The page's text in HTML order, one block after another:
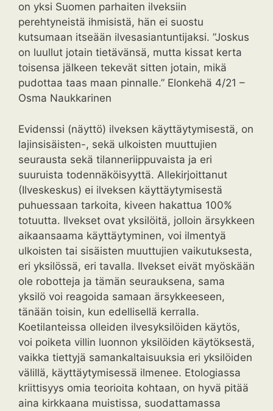
on yksi Suomen parhaiten ilveksiin
perehtyneistä ihmisistä, hän ei suostu
kutsumaan itseään ilvesasiantuntijaksi. ”Joskus
on luullut jotain tietävänsä, mutta kissat kerta
toisensa jälkeen tekevät sitten jotain, mikä
pudottaa taas maan pinnalle.” Elonkehä 4/21 –
Osma Naukkarinen
Evidenssi (näyttö) ilveksen käyttäytymisestä, on
lajinsisäisten-, sekä ulkoisten muuttujien
seurausta sekä tilanneriippuvaista ja eri
suuruista todennäköisyyttä. Allekirjoittanut
(Ilveskeskus) ei ilveksen käyttäytymisestä
puhuessaan tarkoita, kiveen hakattua 100%
totuutta. Ilvekset ovat yksilöitä, jolloin ärsykkeen
aikaansaama käyttäytyminen, voi ilmentyä
ulkoisten tai sisäisten muuttujien vaikutuksesta,
eri yksilössä, eri tavalla. Ilvekset eivät myöskään
ole robotteja ja tämän seurauksena, sama
yksilö voi reagoida samaan ärsykkeeseen,
tänään toisin, kun edellisellä kerralla.
Koetilanteissa olleiden ilvesyksilöiden käytös,
voi poiketa villin luonnon yksilöiden käytöksestä,
vaikka tiettyjä samankaltaisuuksia eri yksilöiden
välillä, käyttäytymisessä ilmenee. Etologiassa
kriittisyys omia teorioita kohtaan, on hyvä pitää
aina kirkkaana muistissa, suodattamassa